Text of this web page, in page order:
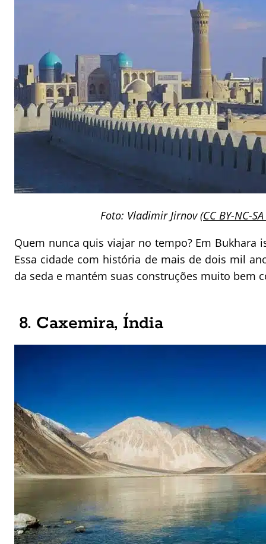
Foto: Vladimir Jirnov (CC BY-NC-
Quem nunca quis viajar no tempo? Em Bukhara
Essa cidade com história de mais de dois mil
da seda e mantém suas construções muito bem
8. Caxemira, Índia